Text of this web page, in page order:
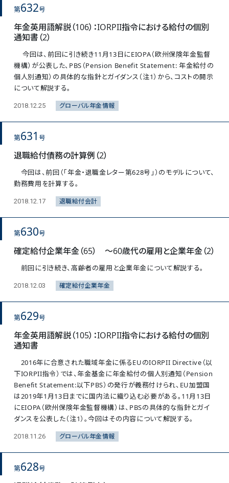
第632号
年金英用語解説（106）：IORPII指令における給付の個別
通知書（2）
今回は、前回に引き続き11月13日にEIOPA（欧州保険年金監督
機構）が公表した、PBS（Pension Benefit Statement: 年金給付の
個人別通知）の具体的な指針とガイダンス（注1）から、コストの開示
について解説する。
2018.12.25 グローバル年金情報
第631 号
退職給付債務の計算例（2）
今回は、前回（「年金・退職金レター第628号」）のモデルについて、
勤務費用を計算する。
2018.12.17 退職給付会計
第630号
確定給付企業年金（65） ～60歳代の雇用と企業年金（2）
前回に引き続き、高齢者の雇用と企業年金について解説する。
2018.12.03 確定給付企業年金
第629号
年金英用語解説（105）：IORPII指令における給付の個別
通知書
2016年に合意された職域年金に係るEUのIORPII Directive（以
下IORPII指令）では、年金基金に年金給付の個人別通知（Pension
Benefit Statement:以下PBS）の発行が義務付けられ、EU加盟国
は2019年1月13日までに国内法に織り込む必要がある。11月13日
にEIOPA（欧州保険年金監督機構）は、PBSの具体的な指針とガイ
ダンスを公表した（注1）。今回はその内容について解説する。
2018.11.26 グローバル年金情報
第628号